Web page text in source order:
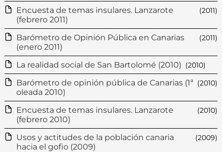
Encuesta de temas insulares. Lanzarote
(febrero 2011)
(2011)
Barómetro de Opinión Pública en Canarias
(enero 2011)
(2011)
La realidad social de San Bartolomé (2010) (2010)
Barómetro de opinión pública de Canarias (1ª
oleada 2010)
(2010)
Encuesta de temas insulares. Lanzarote
(febrero 2010)
(2010)
Usos y actitudes de la población canaria
hacia el gofio (2009)
(2009)